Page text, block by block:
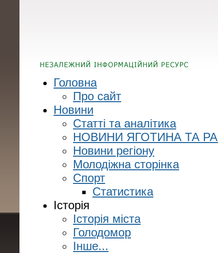
Головна
Про сайт
Новини
Статті та аналітика
НОВИНИ ЯГОТИНА ТА
Новини регіону
Молодіжна сторінка
Спорт
Статистика
Історія
Історія міста
Голодомор
Інше...